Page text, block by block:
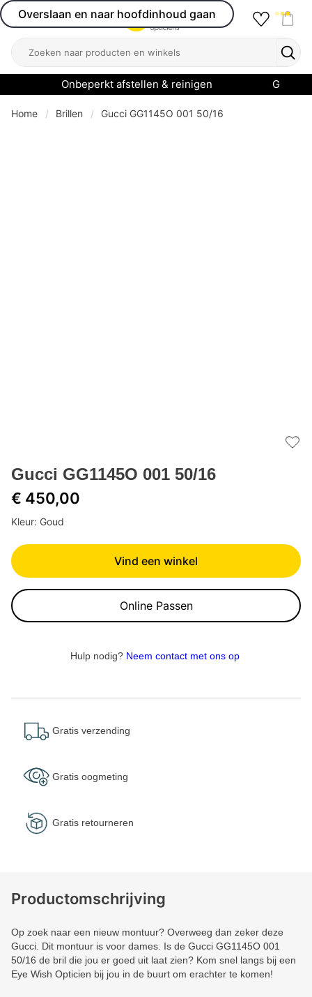
Overslaan en naar hoofdinhoud gaan
Open menu
Zoeken
Onbeperkt afstellen & reinigen
Home Brillen Gucci GG1145O 001 50/16
Gucci GG1145O 001 50/16
€ 450,00
Kleur: Goud
Vind een winkel
Online Passen
Hulp nodig? Neem contact met ons op
Gratis verzending
Gratis oogmeting
Gratis retourneren
Productomschrijving
Op zoek naar een nieuw montuur? Overweeg dan zeker deze
Gucci. Dit montuur is voor dames. Is de Gucci GG1145O 001
50/16 de bril die jou er goed uit laat zien? Kom snel langs bij een
Eye Wish Opticien bij jou in de buurt om erachter te komen!